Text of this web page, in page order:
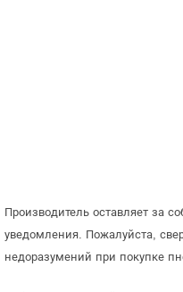
Производитель оставляет за
уведомления. Пожалуйста,
недоразумений при покупке